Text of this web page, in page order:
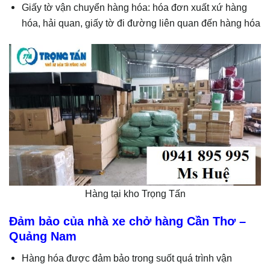
Giấy tờ vận chuyển hàng hóa: hóa đơn xuất xứ hàng
hóa, hải quan, giấy tờ đi đường liên quan đến hàng hóa
Hàng tại kho Trọng Tấn
Đảm bảo của nhà xe chở hàng Cần Thơ –
Quảng Nam
Hàng hóa được đảm bảo trong suốt quá trình vận